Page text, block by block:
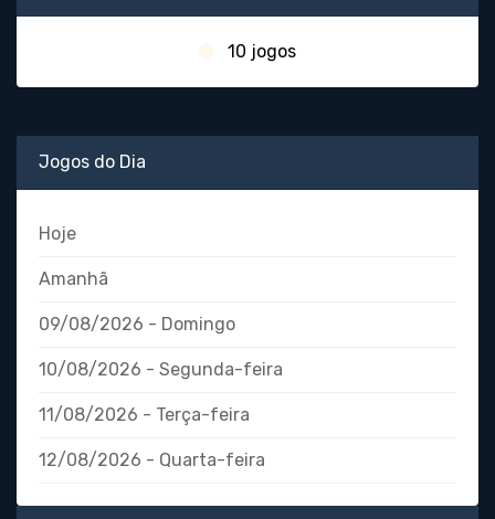
10 jogos
Jogos do Dia
Hoje
Amanhã
09/08/2026 - Domingo
10/08/2026 - Segunda-feira
11/08/2026 - Terça-feira
12/08/2026 - Quarta-feira